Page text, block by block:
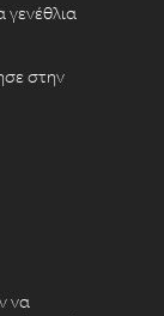
γενέθλια
στην
να